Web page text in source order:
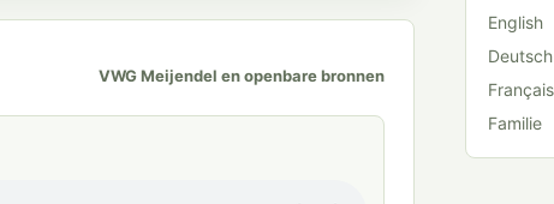
VWG Meijendel en openbare bronnen
English
Deutsch
Français
Familie